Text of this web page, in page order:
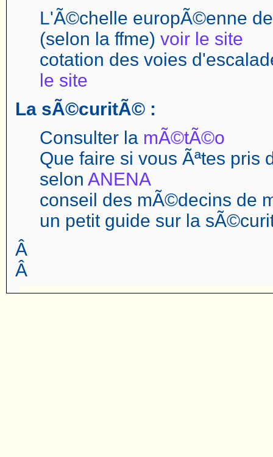
L'Ã©chelle europÃ©enne
(selon la ffme) voir le site
cotation des voies
le site
La sÃ©curitÃ© :
Consulter la mÃ©tÃ©o
Que faire si vous Ãªtes pris
selon ANENA
conseil des mÃ©decins de
un petit guide sur la
Â
Â